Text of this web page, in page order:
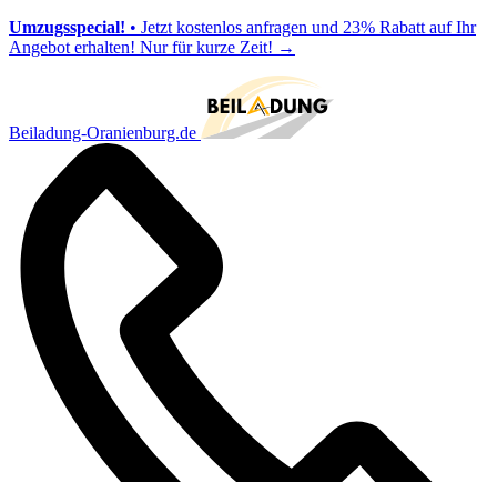
Umzugsspecial! • Jetzt kostenlos anfragen und 23% Rabatt auf Ihr
Angebot erhalten! Nur für kurze Zeit! →
Beiladung-Oranienburg.de